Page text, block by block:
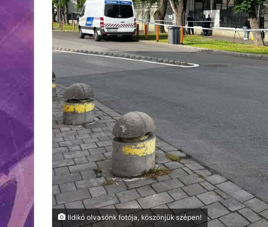
Ildikó olvasónk fotója, köszönjük szépen!